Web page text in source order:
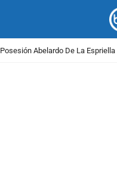
Posesión Abelardo De La Espriella